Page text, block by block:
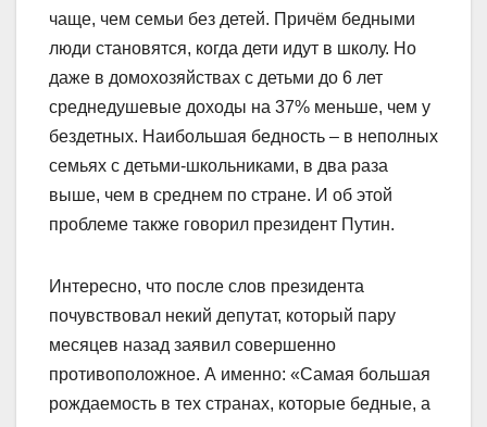
чаще, чем семьи без детей. Причём бедными
люди становятся, когда дети идут в школу. Но
даже в домохозяйствах с детьми до 6 лет
среднедушевые доходы на 37% меньше, чем у
бездетных. Наибольшая бедность – в неполных
семьях с детьми-школьниками, в два раза
выше, чем в среднем по стране. И об этой
проблеме также говорил президент Путин.
Интересно, что после слов президента
почувствовал некий депутат, который пару
месяцев назад заявил совершенно
противоположное. А именно: «Самая большая
рождаемость в тех странах, которые бедные, а